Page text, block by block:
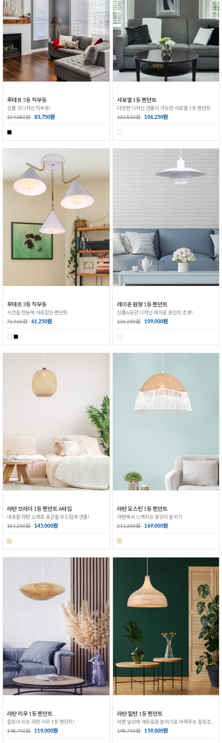
루테르 5등 직부등
심플 갓디자인 직부등!
104,680원 83,750원
샤로엘 1등 펜던트
다양한 디자인 연출이 가능한 샤로엘 1등 펜던트
132,810원 106,250원
루테르 3등 직부등
시선을 한눈에 사로잡는 펜던트
76,560원 61,250원
레이온 원형 1등 펜던트
심플&모던 디자인 레이온 포인트 조명!
136,250원 109,000원
라탄 브라더 1등 펜던트 A타입
네츄럴 라탄 소재로 공간을 부드럽게 연출!
181,250원 145,000원
라탄 오스틴 1등 펜던트
라탄에서 느껴지는 휴양지 분위기
211,250원 169,000원
라탄 리우 1등 펜던트
힐링이 되는 라탄 리우 1등 펜던트!
148,750원 119,000원
라탄 힐턴 1등 펜던트
198,750원 159,000원